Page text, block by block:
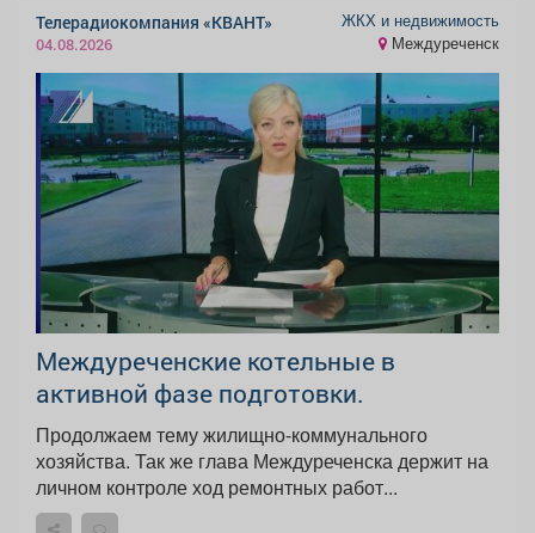
Телерадиокомпания «КВАНТ»
04.08.2026
ЖКХ и недвижимость
Междуреченск
Междуреченские котельные в
активной фазе подготовки.
Продолжаем тему жилищно-коммунального
хозяйства. Так же глава Междуреченска держит на
личном контроле ход ремонтных работ...